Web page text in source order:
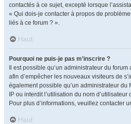
contactés à ce sujet, excepté lorsque
« Qui dois-je contacter à propos de
liés à ce forum ? ».
Haut
Pourquoi ne puis-je pas m’inscrire ?
Il est possible qu’un administrateur du
afin d’empêcher les nouveaux visiteurs de
également possible qu’un administrateur du
IP ou interdit l’utilisation du nom
Pour plus d’informations, veuillez contacter
Haut